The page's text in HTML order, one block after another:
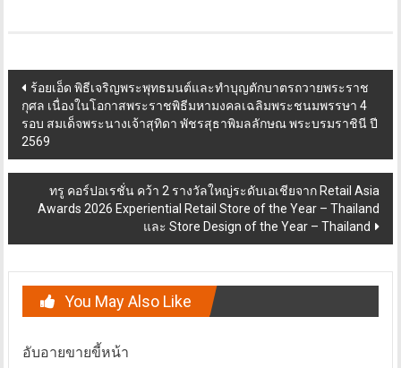
Post
navigation
ร้อยเอ็ด พิธีเจริญพระพุทธมนต์และทำบุญตักบาตรถวายพระราช
กุศล เนื่องในโอกาสพระราชพิธีมหามงคลเฉลิมพระชนมพรรษา 4
รอบ สมเด็จพระนางเจ้าสุทิดา พัชรสุธาพิมลลักษณ พระบรมราชินี ปี
2569
ทรู คอร์ปอเรชั่น คว้า 2 รางวัลใหญ่ระดับเอเชียจาก Retail Asia
Awards 2026 Experiential Retail Store of the Year – Thailand
และ Store Design of the Year – Thailand
You May Also Like
อับอายขายขี้หน้า